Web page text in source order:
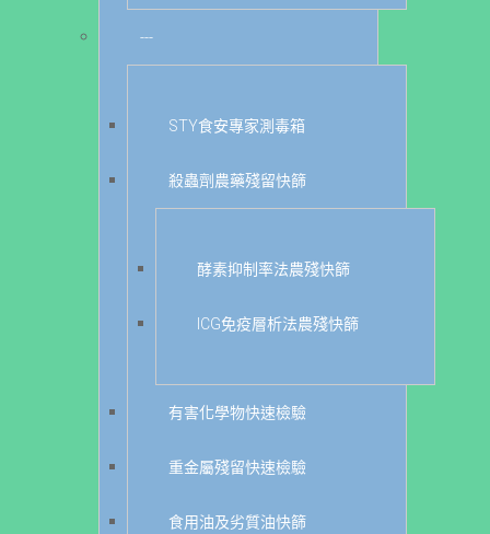
---
STY食安專家測毒箱
殺蟲劑農藥殘留快篩
酵素抑制率法農殘快篩
ICG免疫層析法農殘快篩
有害化學物快速檢驗
重金屬殘留快速檢驗
食用油及劣質油快篩